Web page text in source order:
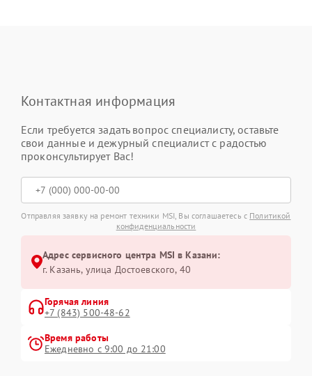
Контактная информация
Если требуется задать вопрос специалисту, оставьте
свои данные и дежурный специалист с радостью
проконсультирует Вас!
Отправляя заявку на ремонт техники MSI, Вы соглашаетесь с Политикой
конфиденциальности
Адрес сервисного центра MSI в Казани:
г. Казань, улица Достоевского, 40
Горячая линия
+7 (843) 500-48-62
Время работы
Ежедневно с 9:00 до 21:00